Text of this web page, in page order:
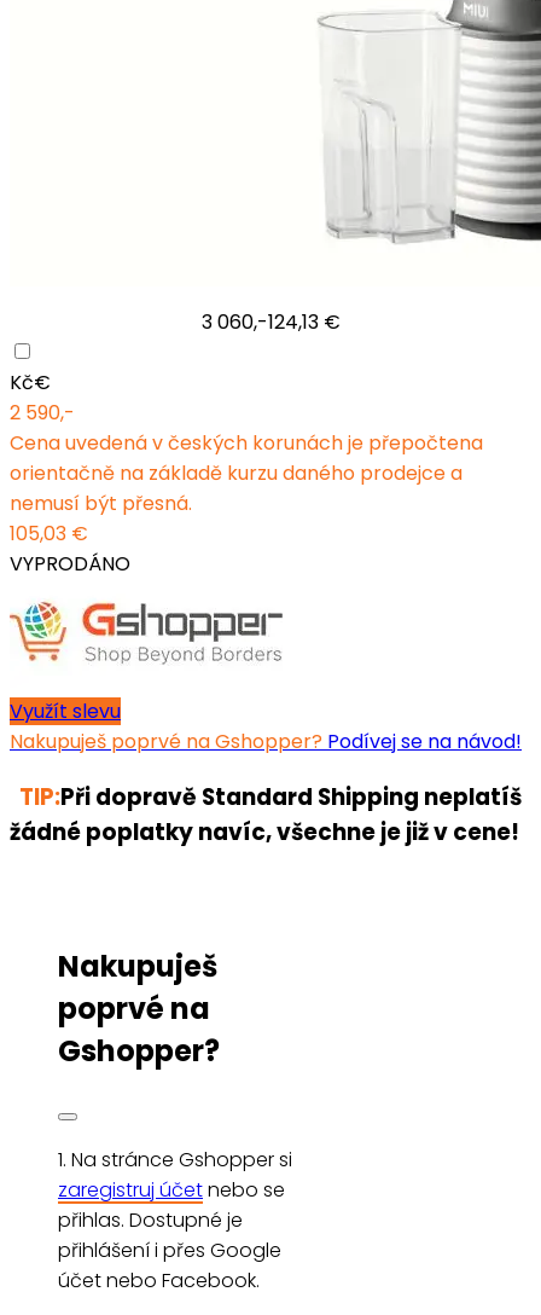
3 060,-124,13 €
Kč€
2 590,-
Cena uvedená v českých korunách je přepočtena
orientačně na základě kurzu daného prodejce a
nemusí být přesná.
105,03 €
VYPRODÁNO
Využít slevu
Nakupuješ poprvé na Gshopper? Podívej se na návod!
TIP:Při dopravě Standard Shipping neplatíš
žádné poplatky navíc, všechne je již v cene!
Nakupuješ
poprvé na
Gshopper?
1. Na stránce Gshopper si
zaregistruj účetnebo se
přihlas. Dostupné je
přihlášení i přes Google
účet nebo Facebook.